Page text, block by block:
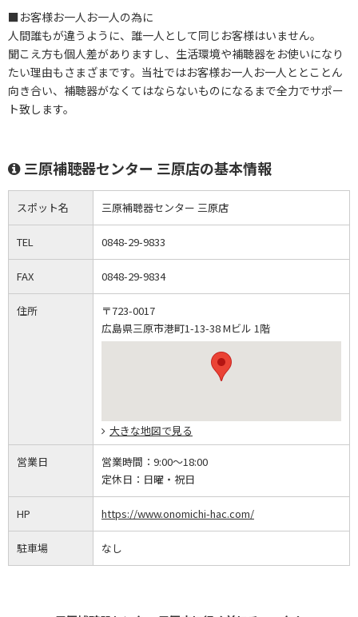
■お客様お一人お一人の為に
人間誰もが違うように、誰一人として同じお客様はいません。
聞こえ方も個人差がありますし、生活環境や補聴器をお使いになり
たい理由もさまざまです。当社ではお客様お一人お一人ととことん
向き合い、補聴器がなくてはならないものになるまで全力でサポー
ト致します。
三原補聴器センター 三原店の基本情報
スポット名 三原補聴器センター 三原店
TEL 0848-29-9833
FAX 0848-29-9834
住所
〒723-0017
広島県三原市港町1-13-38 Mビル 1階
大きな地図で見る
営業日 営業時間： 9:00～18:00
定休日： 日曜・祝日
HP https://www.onomichi-hac.com/
駐車場 なし